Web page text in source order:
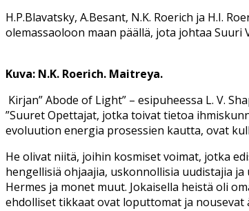
H.P.Blavatsky, A.Besant, N.K. Roerich ja H.I.
olemassaoloon maan päällä, jota johtaa Suuri
Kuva: N.K. Roerich. Maitreya.
Kirjan” Abode of Light” – esipuheessa L. V.
”Suuret Opettajat, jotka toivat tietoa
evoluution energia prosessien kautta, ovat
He olivat niitä, joihin kosmiset voimat, jotka
hengellisiä ohjaajia, uskonnollisia uudistajia
Hermes ja monet muut. Jokaisella heistä oli
ehdolliset tikkaat ovat loputtomat ja nousevat